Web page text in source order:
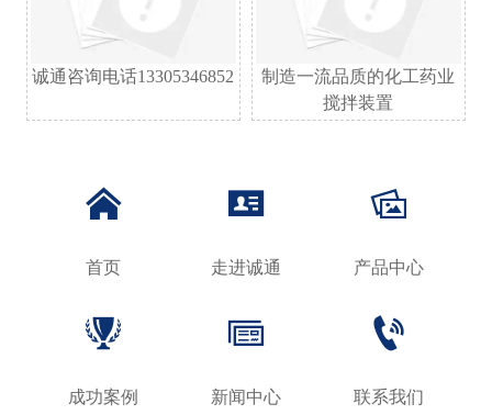
诚通咨询电话13305346852
制造一流品质的化工药业
搅拌装置

首页

走进诚通

产品中心

成功案例

新闻中心

联系我们